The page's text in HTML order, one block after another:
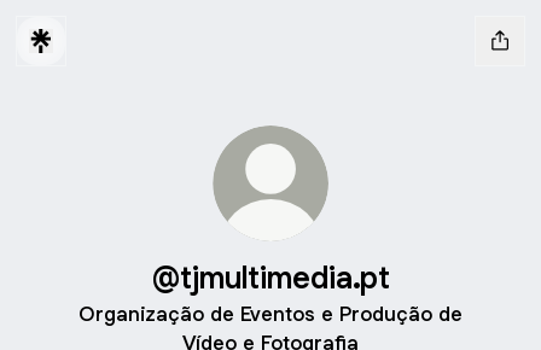
@tjmultimedia.pt
Organização de Eventos e Produção de
Vídeo e Fotografia